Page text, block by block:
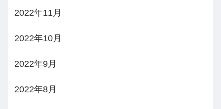
2022年11月
2022年10月
2022年9月
2022年8月